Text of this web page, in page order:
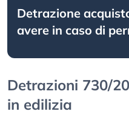
Detrazione
avere in caso di
Detrazioni 730/
in edilizia